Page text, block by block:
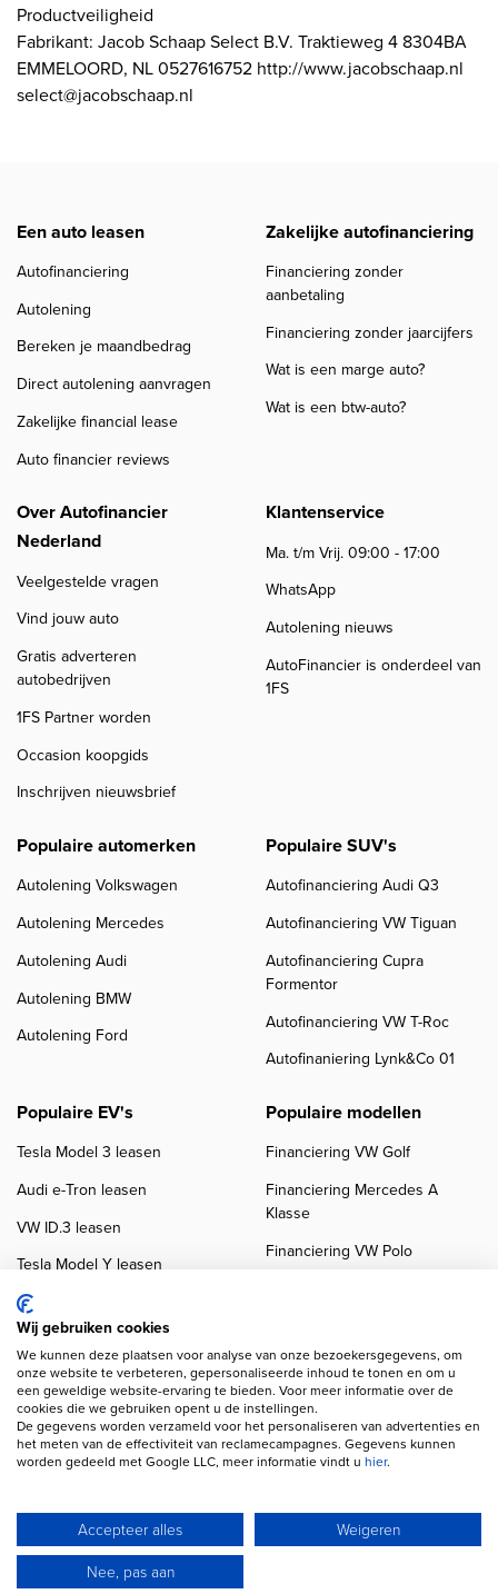
Productveiligheid
Fabrikant: Jacob Schaap Select B.V. Traktieweg 4 8304BA
EMMELOORD, NL 0527616752 http://www.jacobschaap.nl
select@jacobschaap.nl
Een auto leasen
Autofinanciering
Autolening
Bereken je maandbedrag
Direct autolening aanvragen
Zakelijke financial lease
Auto financier reviews
Zakelijke autofinanciering
Financiering zonder
aanbetaling
Financiering zonder jaarcijfers
Wat is een marge auto?
Wat is een btw-auto?
Over Autofinancier
Nederland
Veelgestelde vragen
Vind jouw auto
Gratis adverteren
autobedrijven
1FS Partner worden
Occasion koopgids
Inschrijven nieuwsbrief
Klantenservice
Ma. t/m Vrij. 09:00 - 17:00
WhatsApp
Autolening nieuws
AutoFinancier is onderdeel van
1FS
Populaire automerken
Autolening Volkswagen
Autolening Mercedes
Autolening Audi
Autolening BMW
Autolening Ford
Populaire SUV's
Autofinanciering Audi Q3
Autofinanciering VW Tiguan
Autofinanciering Cupra
Formentor
Autofinanciering VW T-Roc
Autofinaniering Lynk&Co 01
Populaire EV's
Tesla Model 3 leasen
Audi e-Tron leasen
VW ID.3 leasen
Tesla Model Y leasen
VW ID.4 leasen
Populaire modellen
Financiering VW Golf
Financiering Mercedes A
Klasse
Financiering VW Polo
Copyright navigation
Klanten beoordelingen
Autobedrijven
Wij gebruiken AI voor afbeeldingen en teksten
© 2026 Autofinancier
Powered by 1FS.nl
Wij gebruiken cookies
We kunnen deze plaatsen voor analyse van onze bezoekersgegevens, om
onze website te verbeteren, gepersonaliseerde inhoud te tonen en om u
een geweldige website-ervaring te bieden. Voor meer informatie over de
cookies die we gebruiken opent u de instellingen.
De gegevens worden verzameld voor het personaliseren van advertenties en
het meten van de effectiviteit van reclamecampagnes. Gegevens kunnen
worden gedeeld met Google LLC, meer informatie vindt u hier.
Accepteer alles
Weigeren
Nee, pas aan